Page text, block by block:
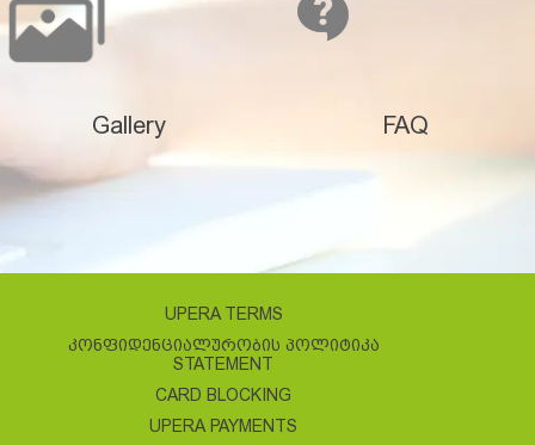
Gallery FAQ
UPERA TERMS
ᲙᲝᲜᲤᲘᲓᲔᲜᲪᲘᲐᲚᲣᲠᲝᲑᲘᲡ ᲞᲝᲚᲘᲢᲘᲙᲐ
STATEMENT
CARD BLOCKING
UPERA PAYMENTS